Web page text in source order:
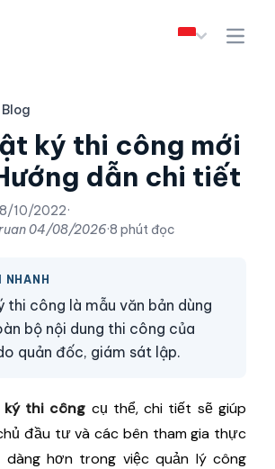
Blog
ký thi công mới
dẫn chi tiết
10/2022·
04/08/2026·8 phút đọc
NHANH
thi công là mẫu văn bản dùng
bộ nội dung thi công của
quản đốc, giám sát lập.
ký thi công cụ thể, chi tiết sẽ giúp
đầu tư và các bên tham gia thực
hơn trong việc quản lý công